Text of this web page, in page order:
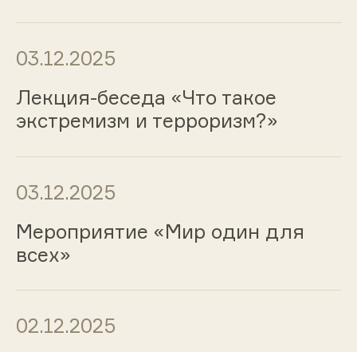
03.12.2025
Лекция-беседа «Что такое
экстремизм и терроризм?»
03.12.2025
Мероприятие «Мир один для
всех»
02.12.2025